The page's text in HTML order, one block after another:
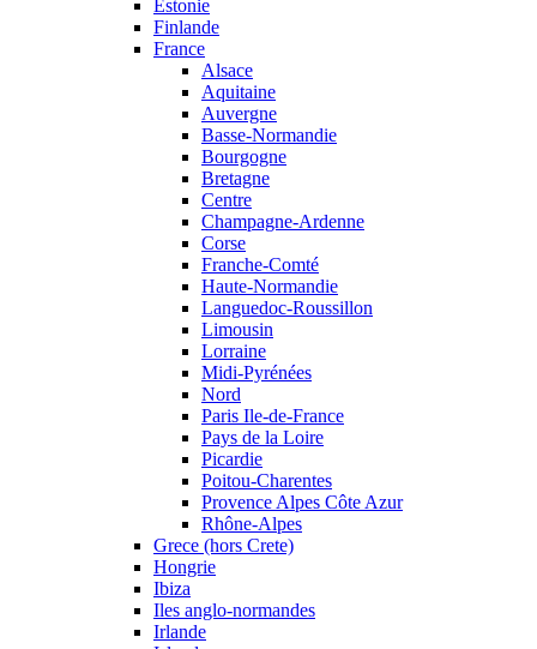
Estonie
Finlande
France
Alsace
Aquitaine
Auvergne
Basse-Normandie
Bourgogne
Bretagne
Centre
Champagne-Ardenne
Corse
Franche-Comté
Haute-Normandie
Languedoc-Roussillon
Limousin
Lorraine
Midi-Pyrénées
Nord
Paris Ile-de-France
Pays de la Loire
Picardie
Poitou-Charentes
Provence Alpes Côte Azur
Rhône-Alpes
Grece (hors Crete)
Hongrie
Ibiza
Iles anglo-normandes
Irlande